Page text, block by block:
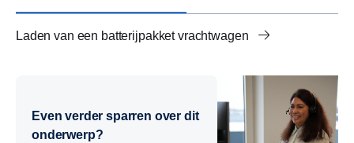
Laden van een batterijpakket vrachtwagen
Maximaal laadvermogen batterijpakket vrachtwagen
Even verder sparren over dit
onderwerp?